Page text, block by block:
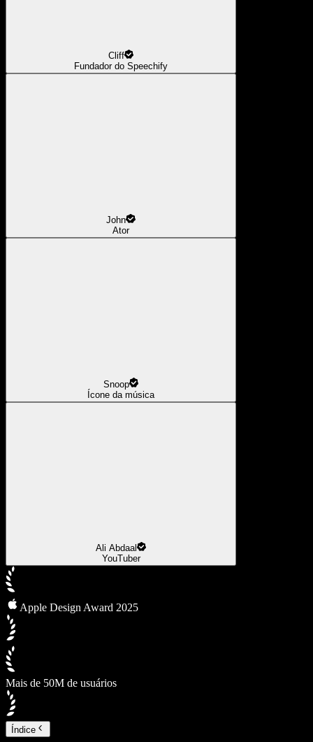
Cliff
Fundador do Speechify
John
Ator
Snoop
Ícone da música
Ali Abdaal
YouTuber
Apple Design Award 2025
Mais de 50M de usuários
Índice